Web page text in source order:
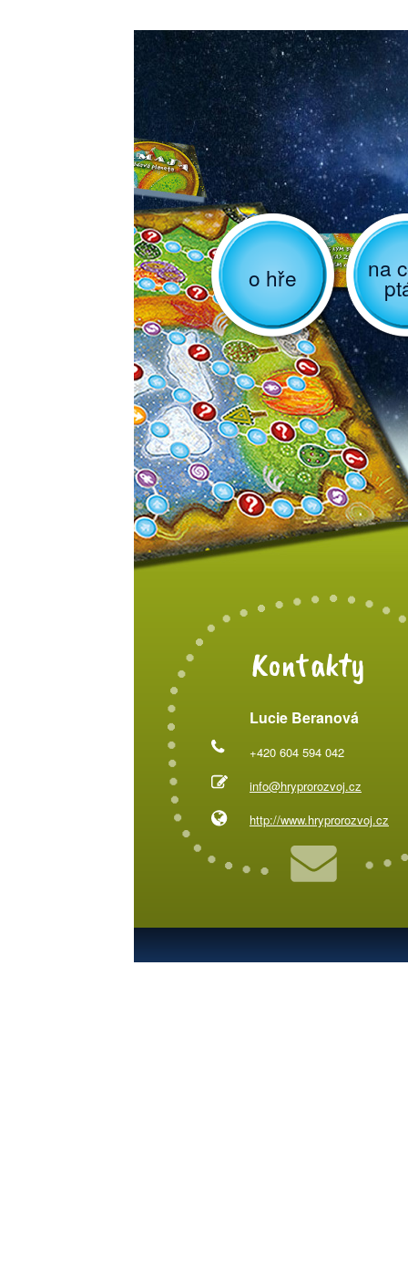
o hře na
Kontakty
Lucie Beranová
+420 604 594 042
info@hryprorozvoj.cz
http://www.hryprorozvoj.cz